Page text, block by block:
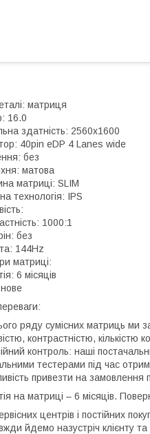
матриця
16.0
здатність: 2560x1600
40pin eDP 4 Lanes wide
без
матова
матриці: SLIM
технологія: IPS
1000:1
без
144Hz
матриці:
6 місяців
ряду сумісних матриць ми
контрастністю, кількістю
контроль: наші
тестерами під час
привезти на замовлення
на матриці – 6 місяців.
центрів і постійних
йдемо назустріч клієнту